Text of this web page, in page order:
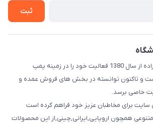
ثبت
مجموعه هیدرولیک باقرزاده از سال 1380 فعالیت خود را در زمینه پمپ
و تاکنون توانسته در بخش های فروش عمده و
خاصی برسد.
برای مخاطبان عزیز خود فراهم کرده است
همچون اروپایی,ایرانی,چینی,از این محصولات